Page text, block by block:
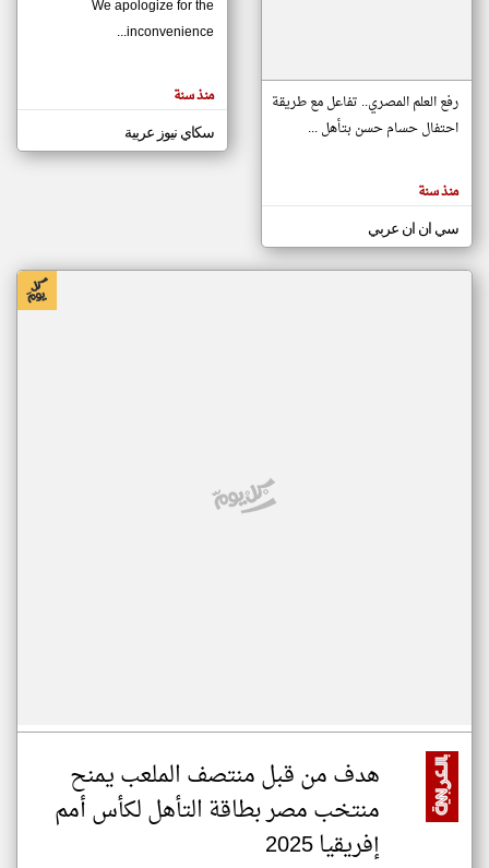
مصادر الأخبار من موريتانيا
اخبار موريتانيا على مدار الساعة
أهم اخبار موريتانيا العاجلة والمباشرة
المقالات
الموجوده
هنا عن
رفع العلم المصري.. تفاعل مع طريقة
احتفال حسام حسن بتأهل ...
منذ سنة
سي ان ان عربي
We apologize for the
inconvenience...
منذ سنة
سكاي نيوز عربية
هدف من قبل منتصف الملعب يمنح
منتخب مصر بطاقة التأهل لكأس أمم
إفريقيا 2025
klyoum.com